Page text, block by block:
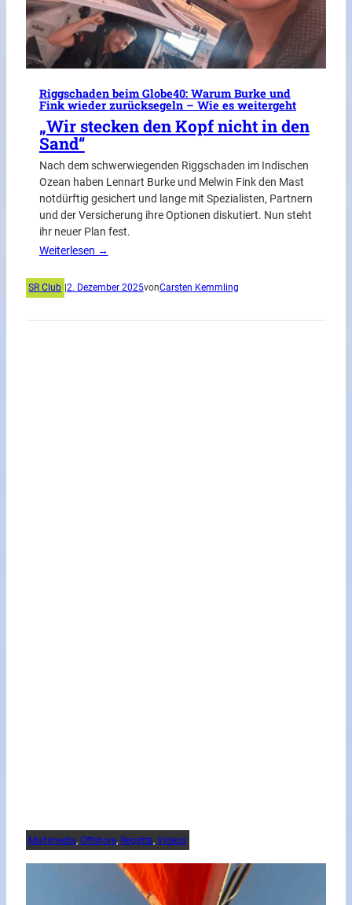
Riggschaden beim Globe40: Warum Burke und
Fink wieder zurücksegeln – Wie es weitergeht
„Wir stecken den Kopf nicht in den
Sand“
Nach dem schwerwiegenden Riggschaden im Indischen
Ozean haben Lennart Burke und Melwin Fink den Mast
notdürftig gesichert und lange mit Spezialisten, Partnern
und der Versicherung ihre Optionen diskutiert. Nun steht
ihr neuer Plan fest.
Weiterlesen →
SR Club 2. Dezember 2025vonCarsten Kemmling
Multimedia, Offshore, Regatta, Videos